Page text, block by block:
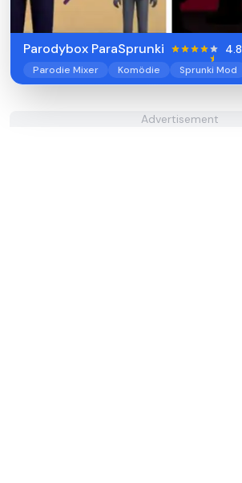
Parodybox ParaSprunki 4.8
Parodie Mixer Komödie Sprunki Mod
Advertisement